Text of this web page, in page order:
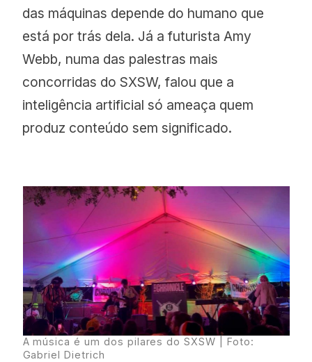
das máquinas depende do humano que
está por trás dela. Já a futurista Amy
Webb, numa das palestras mais
concorridas do SXSW, falou que a
inteligência artificial só ameaça quem
produz conteúdo sem significado.
A música é um dos pilares do SXSW | Foto:
Gabriel Dietrich